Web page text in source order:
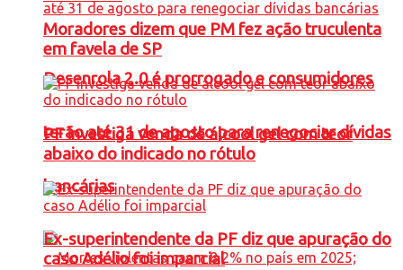
Desenrola 2.0 é prorrogado e consumidores
terão até 31 de agosto para renegociar dívidas
bancárias
Moradores dizem que PM fez ação truculenta
em favela de SP
PF investiga venda de álcool gel com teor
abaixo do indicado no rótulo
Ex-superintendente da PF diz que apuração do
caso Adélio foi imparcial